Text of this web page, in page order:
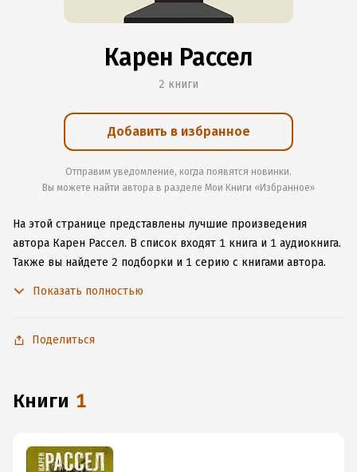
Карен Рассел
2 книги
Добавить в избранное
Отправим уведомление, когда появятся новинки.
Вы можете найти автора в разделе Мои Книги «Избранное»
На этой странице представлены лучшие произведения
автора Карен Рассел. В список входят 1 книга и 1 аудиокнига.
Также вы найдете 2 подборки и 1 серию с книгами автора.
Android, чтобы не расставаться с любимыми произведениями
Показать полностью
Поделиться
книги 1